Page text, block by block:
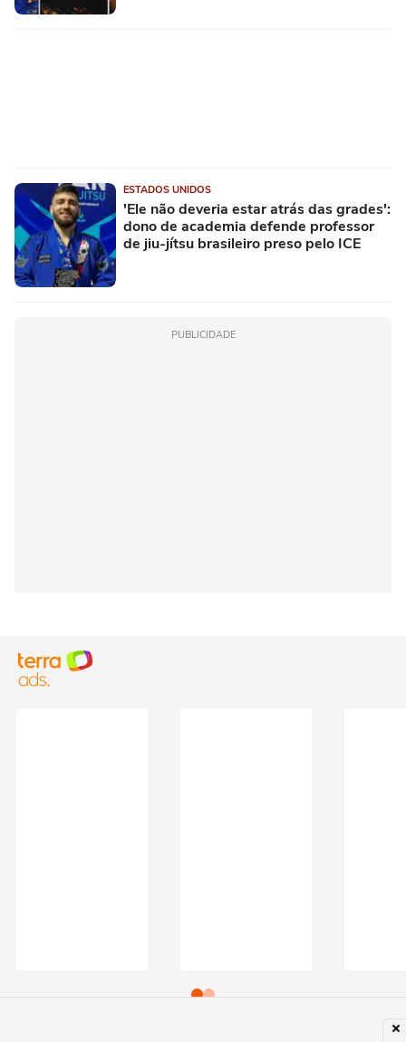
ESTADOS UNIDOS
'Ele não deveria estar atrás das grades':
dono de academia defende professor
de jiu-jítsu brasileiro preso pelo ICE
PUBLICIDADE